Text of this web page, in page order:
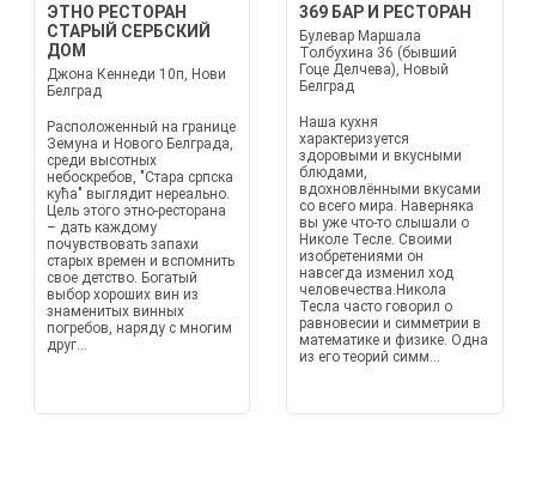
ЭТНО РЕСТОРАН
СТАРЫЙ СЕРБСКИЙ
ДОМ
Джона Кеннеди 10п, Нови
Белград
Расположенный на границе
Земуна и Нового Белграда,
среди высотных
небоскребов, "Стара српска
кућа" выглядит нереально.
Цель этого этно-ресторана
– дать каждому
почувствовать запахи
старых времен и вспомнить
свое детство. Богатый
выбор хороших вин из
знаменитых винных
погребов, наряду с многим
друг...
369 БАР И РЕСТОРАН
Булевар Маршала
Толбухина 36 (бывший
Гоце Делчева), Новый
Белград
Наша кухня
характеризуется
здоровыми и вкусными
блюдами,
вдохновлёнными вкусами
со всего мира. Наверняка
вы уже что-то слышали о
Николе Тесле. Своими
изобретениями он
навсегда изменил ход
человечества.Никола
Тесла часто говорил о
равновесии и симметрии в
математике и физике. Одна
из его теорий симм...